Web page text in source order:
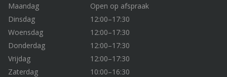
Maandag
Open op afspraak
Dinsdag
12:00–17:30
Woensdag
12:00–17:30
Donderdag
12:00–17:30
Vrijdag
12:00–17:30
Zaterdag
10:00–16:30